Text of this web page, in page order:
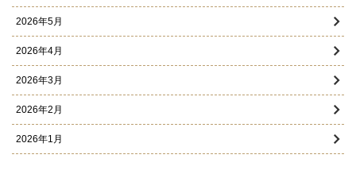
2026年5月
2026年4月
2026年3月
2026年2月
2026年1月